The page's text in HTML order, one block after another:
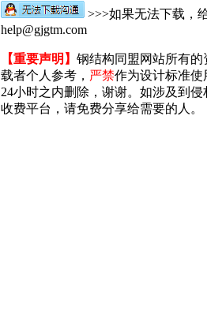
>>>如果无法下载，
help@gjgtm.com
【重要声明】 钢结构同盟网站所有
载者个人参考， 严禁作为设计标准
24小时之内删除，谢谢。如涉及到
收费平台，请免费分享给需要的人。